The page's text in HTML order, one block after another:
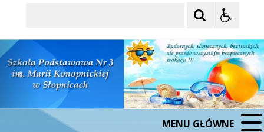
MENU GŁÓWNE